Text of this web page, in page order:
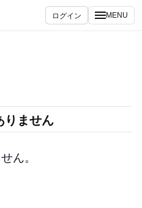
ログイン MENU
りません
ん。